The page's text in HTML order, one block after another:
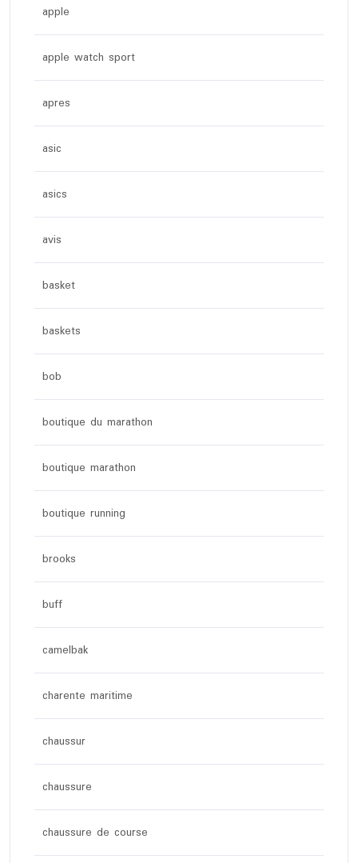
apple
apple watch sport
apres
asic
asics
avis
basket
baskets
bob
boutique du marathon
boutique marathon
boutique running
brooks
buff
camelbak
charente maritime
chaussur
chaussure
chaussure de course